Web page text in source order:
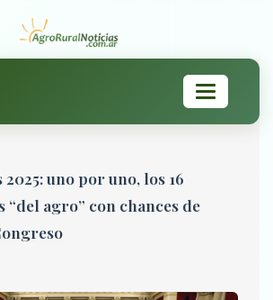
Toggle
navigation
uno por uno, los 16
“del agro” con chances de